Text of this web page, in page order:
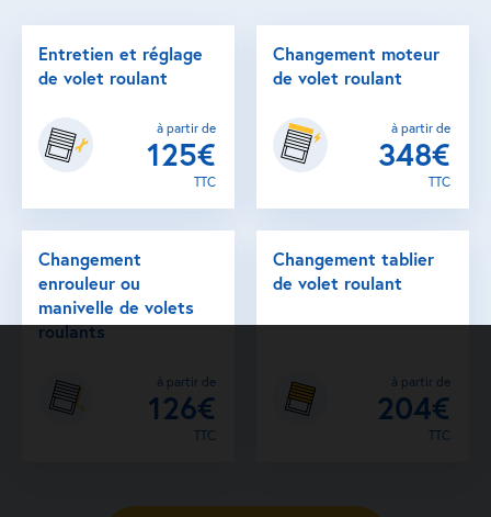
Entretien et réglage
de volet roulant
à partir de
125€
TTC
Changement moteur
de volet roulant
à partir de
348€
TTC
Changement
enrouleur ou
manivelle de volets
roulants
à partir de
126€
TTC
Changement tablier
de volet roulant
à partir de
204€
TTC